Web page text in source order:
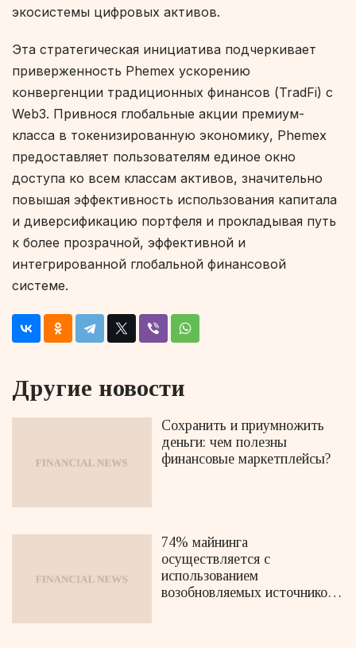
экосистемы цифровых активов.
Эта стратегическая инициатива подчеркивает
приверженность Phemex ускорению
конвергенции традиционных финансов (TradFi) с
Web3. Привнося глобальные акции премиум-
класса в токенизированную экономику, Phemex
предоставляет пользователям единое окно
доступа ко всем классам активов, значительно
повышая эффективность использования капитала
и диверсификацию портфеля и прокладывая путь
к более прозрачной, эффективной и
интегрированной глобальной финансовой
системе.
Другие новости
Сохранить и приумножить
деньги: чем полезны
финансовые маркетплейсы?
74% майнинга
осуществляется с
использованием
возобновляемых источников